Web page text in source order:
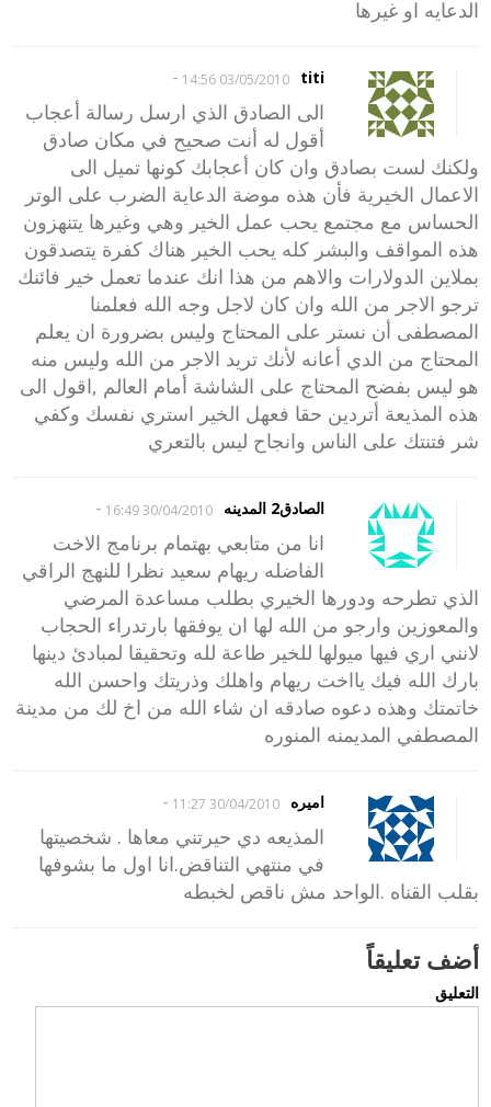
الدعايه او غيرها
titi
03/05/2010 14:56
-
الى الصادق الذي ارسل رسالة أعجاب
أقول له أنت صحيح في مكان صادق
ولكنك لست بصادق وان كان أعجابك كونها تميل الى
الاعمال الخيرية فأن هذه موضة الدعاية الضرب على الوتر
الحساس مع مجتمع يحب عمل الخير وهي وغيرها يتنهزون
هذه المواقف والبشر كله يحب الخير هناك كفرة يتصدقون
بملاين الدولارات والاهم من هذا انك عندما تعمل خير فائنك
ترجو الاجر من الله وان كان لاجل وجه الله فعلمنا
المصطفى أن نستر على المحتاج وليس بضرورة ان يعلم
المحتاج من الدي أعانه لأنك تريد الاجر من الله وليس منه
هو ليس بفضح المحتاج على الشاشة أمام العالم ,اقول الى
هذه المذيعة أتردين حقا فعهل الخير استري نفسك وكفي
شر فتنتك على الناس وانجاح ليس بالتعري
الصادق2 المدينه 30/04/2010 16:49
-
انا من متابعي بهتمام برنامج الاخت
الفاضله ريهام سعيد نظرا للنهج الراقي
الذي تطرحه ودورها الخيري بطلب مساعدة المرضي
والمعوزين وارجو من الله لها ان يوفقها بارتدراء الحجاب
لانني اري فيها ميولها للخير طاعة لله وتحقيقا لمبادئ دينها
بارك الله فيك يااخت ريهام واهلك وذريتك واحسن الله
خاتمتك وهذه دعوه صادقه ان شاء الله من اخ لك من مدينة
المصطفي المديمنه المنوره
اميره 30/04/2010 11:27
-
المذيعه دي حيرتني معاها . شخصيتها
في منتهي التناقض.انا اول ما بشوفها
بقلب القناه .الواحد مش ناقص لخبطه
أضف تعليقاً
التعليق